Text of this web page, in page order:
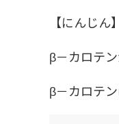
【にんじん】
β－カロテ
β－カロテ